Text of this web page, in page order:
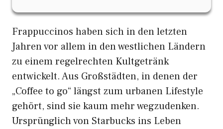
Frappuccinos haben sich in den letzten
Jahren vor allem in den westlichen Ländern
zu einem regelrechten Kultgetränk
entwickelt. Aus Großstädten, in denen der
„Coffee to go“ längst zum urbanen Lifestyle
gehört, sind sie kaum mehr wegzudenken.
Ursprünglich von Starbucks ins Leben